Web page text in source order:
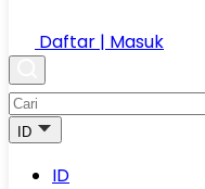
Daftar | Masuk
ID
ID